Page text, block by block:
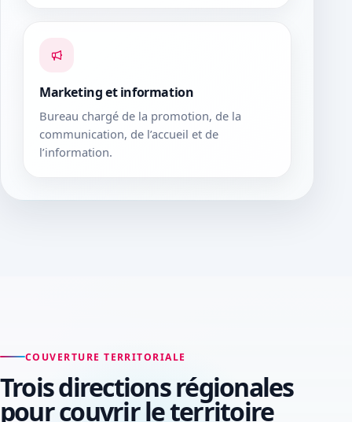
Marketing et information
Bureau chargé de la promotion, de la
communication, de l’accueil et de
l’information.
COUVERTURE TERRITORIALE
Trois directions régionales
pour couvrir le territoire